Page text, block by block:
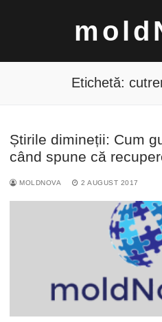
Caută
Etichetă:
Știrile dimineții: Cum
când spune că
MOLDNOVA 2 AUGUST 2017